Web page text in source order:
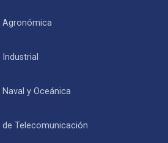
Agronómica
Industrial
y Oceánica
de Telecomunicación